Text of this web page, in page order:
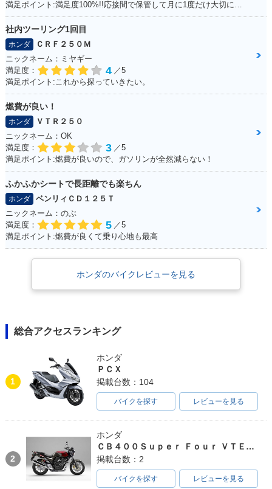
社内ツーリング1回目
ホンダ
ＣＲＦ２５０Ｍ
ニックネーム：ミヤギー
満足度：
4 ／5
満足ポイント:これから探っていきたい。
燃費が良い！
ホンダ
ＶＴＲ２５０
ニックネーム：OK
満足度：
3 ／5
満足ポイント:燃費が良いので、ガソリンが全然減らない！
ふかふかシートで長距離でも楽ちん
ホンダ
ベンリィＣＤ１２５Ｔ
ニックネーム：のぶ
満足度：
5 ／5
満足ポイント:燃費が良くて乗り心地も最高
ホンダのバイクレビューを見る
総合アクセスランキング
1
ホンダ
ＰＣＸ
掲載台数：104
バイクを探す レビューを見る
2
ホンダ
ＣＢ４００Ｓｕｐｅｒ Ｆｏｕｒ ＶＴＥＣ ＳＰＥＣ３
掲載台数：2
バイクを探す レビューを見る